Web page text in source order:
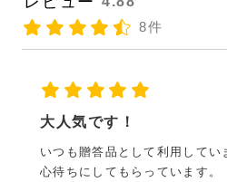
8件
思ってたより量も多く、
河豚でした。 皆、美味し
思ってたより量も多く、プリプ